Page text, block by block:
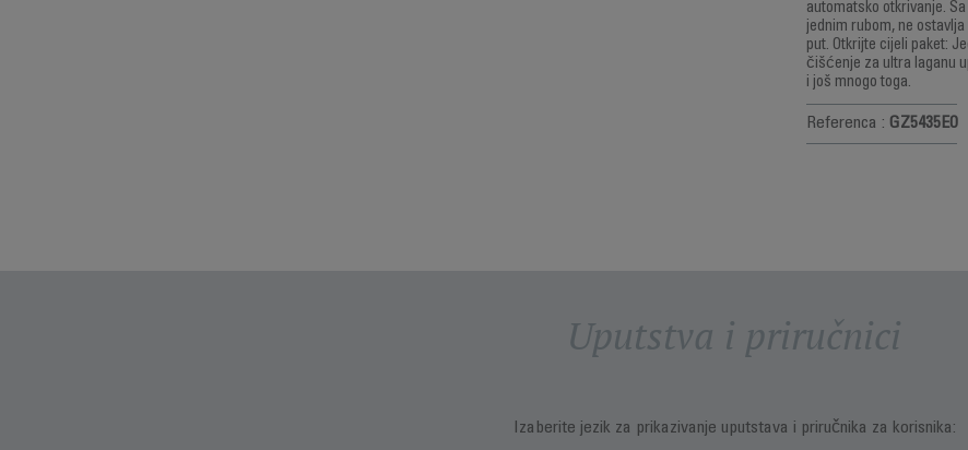
automatsko otkrivanje.
jednim rubom, ne
put. Otkrijte cijeli paket:
čišćenje za ultra laganu
i još mnogo toga.
Referenca : GZ5435E0
Uputstva i priručnici
Izaberite jezik za prikazivanje uputstava i priručnika za korisnika: